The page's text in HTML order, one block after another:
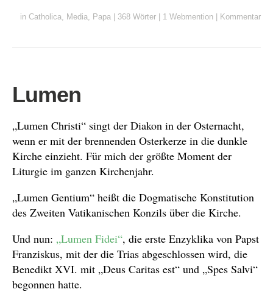
in Catholica, Media, Papa 368 Wörter 1 Webmention Kommentar
Lumen
„Lumen Christi“ singt der Diakon in der Osternacht,
wenn er mit der brennenden Osterkerze in die dunkle
Kirche einzieht. Für mich der größte Moment der
Liturgie im ganzen Kirchenjahr.
„Lumen Gentium“ heißt die Dogmatische Konstitution
des Zweiten Vatikanischen Konzils über die Kirche.
Und nun: „Lumen Fidei“, die erste Enzyklika von Papst
Franziskus, mit der die Trias abgeschlossen wird, die
Benedikt XVI. mit „Deus Caritas est“ und „Spes Salvi“
begonnen hatte.